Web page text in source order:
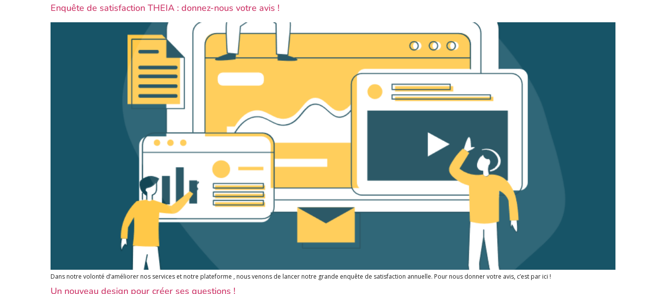
Enquête de satisfaction THEIA : donnez-nous votre avis !
Dans notre volonté d’améliorer nos services et notre plateforme , nous venons de lancer notre grande enquête de satisfaction annuelle. Pour nous donner votre avis, c’est par ici !
Un nouveau design pour créer ses questions !